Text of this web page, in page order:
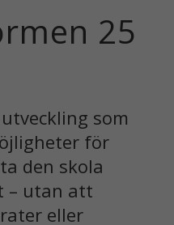
25
som
för
den skola
– utan att
eller